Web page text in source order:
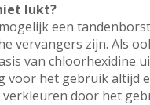
lukt?
een
vervangers zijn. Als
van chloorhexidine
voor het gebruik altijd
door het